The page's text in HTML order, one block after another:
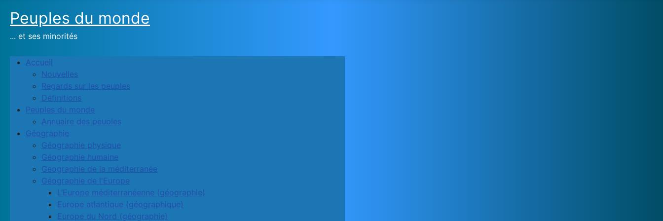
Peuples du monde
... et ses minorités
Accueil
Nouvelles
Regards sur les peuples
Définitions
Peuples du monde
Annuaire des peuples
Géographie
Géographie physique
Géographie humaine
Geographie de la méditerranée
Géographie de l'Europe
L’Europe méditerranéenne (géographie)
Europe atlantique (géographique)
Europe du Nord (géographie)